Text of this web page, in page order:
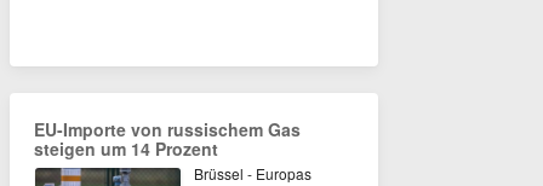
EU-Importe von russischem Gas
steigen um 14 Prozent
Brüssel - Europas